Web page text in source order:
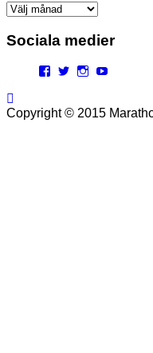
Arkiv
Sociala medier
Facebook
TwitterInstagram
Copyright © 2015